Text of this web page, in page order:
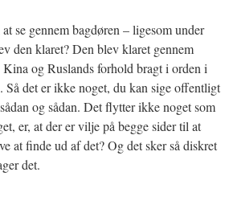
se gennem bagdøren – ligesom under
den klaret? Den blev klaret gennem
og Ruslands forhold bragt i orden i
Så det er ikke noget, du kan sige offentligt
og sådan. Det flytter ikke noget som
er, at der er vilje på begge sider til at
at finde ud af det? Og det sker så diskret
det.